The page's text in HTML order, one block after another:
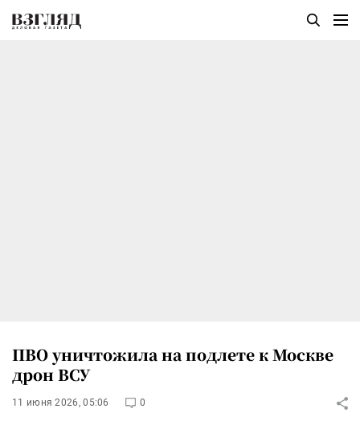
ПВО уничтожила на подлете к Москве
дрон ВСУ
11 июня 2026, 05:06 0